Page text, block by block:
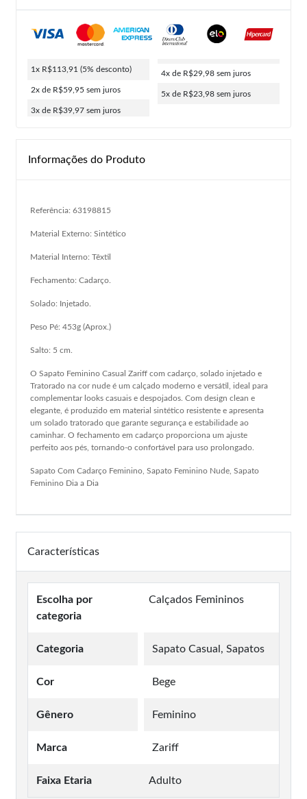
1x R$113,91 (5% desconto)
2x de R$59,95 sem juros
3x de R$39,97 sem juros
4x de R$29,98 sem juros
5x de R$23,98 sem juros
Informações do Produto
Referência: 63198815
Material Externo: Sintético
Material Interno: Têxtil
Fechamento: Cadarço.
Solado: Injetado.
Peso Pé: 453g (Aprox.)
Salto: 5 cm.
O Sapato Feminino Casual Zariff com cadarço, solado injetado e
Tratorado na cor nude é um calçado moderno e versátil, ideal para
complementar looks casuais e despojados. Com design clean e
elegante, é produzido em material sintético resistente e apresenta
um solado tratorado que garante segurança e estabilidade ao
caminhar. O fechamento em cadarço proporciona um ajuste
perfeito aos pés, tornando-o confortável para uso prolongado.
Sapato Com Cadarço Feminino, Sapato Feminino Nude, Sapato
Feminino Dia a Dia
Características
Escolha por
categoria
Calçados Femininos
Categoria Sapato Casual, Sapatos
Cor Bege
Gênero Feminino
Marca Zariff
Faixa Etaria Adulto